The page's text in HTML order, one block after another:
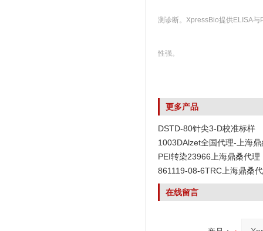
测诊断。XpressBio提供ELISA
性强。
更多产品
DSTD-80针尖3-D校准标样
1003DAlzet全国代理-上海鼎
PEI转染23966上海鼎桑代理
861119-08-6TRC上海鼎桑
在线留言